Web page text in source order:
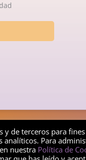
y de terceros para
Para
nuestra Política de